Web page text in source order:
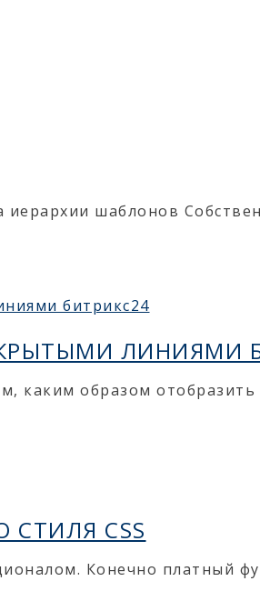
иерархии шаблонов
ЛИНИЯМИ
каким образом отобразить
CSS
Конечно платный